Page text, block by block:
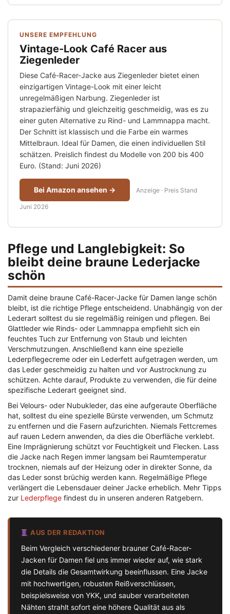
UNSERE EMPFEHLUNG
Vintage-Look Café Racer aus
Ziegenleder
Diese Café-Racer-Jacke aus Ziegenleder bietet einen
einzigartigen Vintage-Look mit einer leicht
unregelmäßigen Narbung. Ziegenleder ist
strapazierfähig und gleichzeitig geschmeidig, was es zu
einer guten Alternative zu Rind- und Lammnappa macht.
Der Schnitt ist klassisch und die Farbe ein warmes
Mittelbraun. Ideal für Damen, die einen individuellen Stil
schätzen. Preislich findest du Modelle von 200 bis 400
Euro. (Stand: Juni 2026)
Bei Amazon ansehen → Anzeige · Preis Stand
Juni 2026
Pflege und Langlebigkeit: So
bleibt deine braune Lederjacke
schön
Damit deine braune Café-Racer-Jacke für Damen lange schön
bleibt, ist die richtige Pflege entscheidend. Unabhängig von der
Lederart solltest du sie regelmäßig reinigen und pflegen. Bei
Glattleder wie Rinds- oder Lammnappa empfiehlt sich ein
feuchtes Tuch zur Entfernung von Staub und leichten
Verschmutzungen. Anschließend kann eine spezielle
Lederpflegecreme oder ein Lederfett aufgetragen werden, um
das Leder geschmeidig zu halten und vor Austrocknung zu
schützen. Achte darauf, Produkte zu verwenden, die für deine
spezifische Lederart geeignet sind.
Bei Velours- oder Nubukleder, das eine aufgeraute Oberfläche
hat, solltest du eine spezielle Bürste verwenden, um Schmutz
zu entfernen und die Fasern aufzurichten. Niemals Fettcremes
auf rauen Ledern anwenden, da dies die Oberfläche verklebt.
Eine Imprägnierung schützt vor Feuchtigkeit und Flecken. Lass
die Jacke nach Regen immer langsam bei Raumtemperatur
trocknen, niemals auf der Heizung oder in direkter Sonne, da
das Leder sonst brüchig werden kann. Regelmäßige Pflege
verlängert die Lebensdauer deiner Jacke erheblich. Mehr Tipps
zur Lederpflege findest du in unseren anderen Ratgebern.
AUS DER REDAKTION
Beim Vergleich verschiedener brauner Café-Racer-
Jacken für Damen fiel uns immer wieder auf, wie stark
die Details die Gesamtwirkung beeinflussen. Eine Jacke
mit hochwertigen, robusten Reißverschlüssen,
beispielsweise von YKK, und sauber verarbeiteten
Nähten strahlt sofort eine höhere Qualität aus als